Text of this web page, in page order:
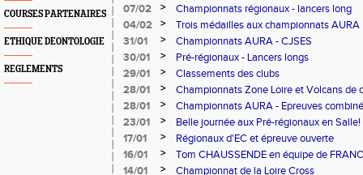
COURSES PARTENAIRES
ETHIQUE DEONTOLOGIE
REGLEMENTS
07/02
>
Championnats régionaux - lancers long
04/02
>
Trois médailles aux championnats AURA
31/01
>
Championnats AURA - CJSES
30/01
>
Pré-régionaux - Lancers longs
29/01
>
Classements des clubs
28/01
>
Championnats Zone Loire et Volcans de
28/01
>
Championnats AURA - Epreuves
23/01
>
Belle journée aux Pré-régionaux en Salle!
17/01
>
Régionaux d'EC et épreuve ouverte
16/01
>
Tom CHAUSSENDE en équipe de
14/01
>
Championnat de la Loire Cross